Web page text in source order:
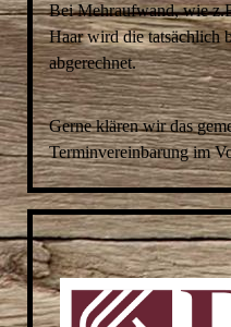
Bei Mehraufwand, wie
Haar wird die tatsächlich
abgerechnet.
Gerne klären wir das
Terminvereinbarung im